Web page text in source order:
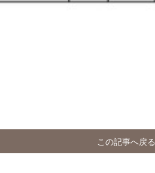
この記事へ戻る